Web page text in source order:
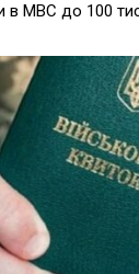
в МВС до 100